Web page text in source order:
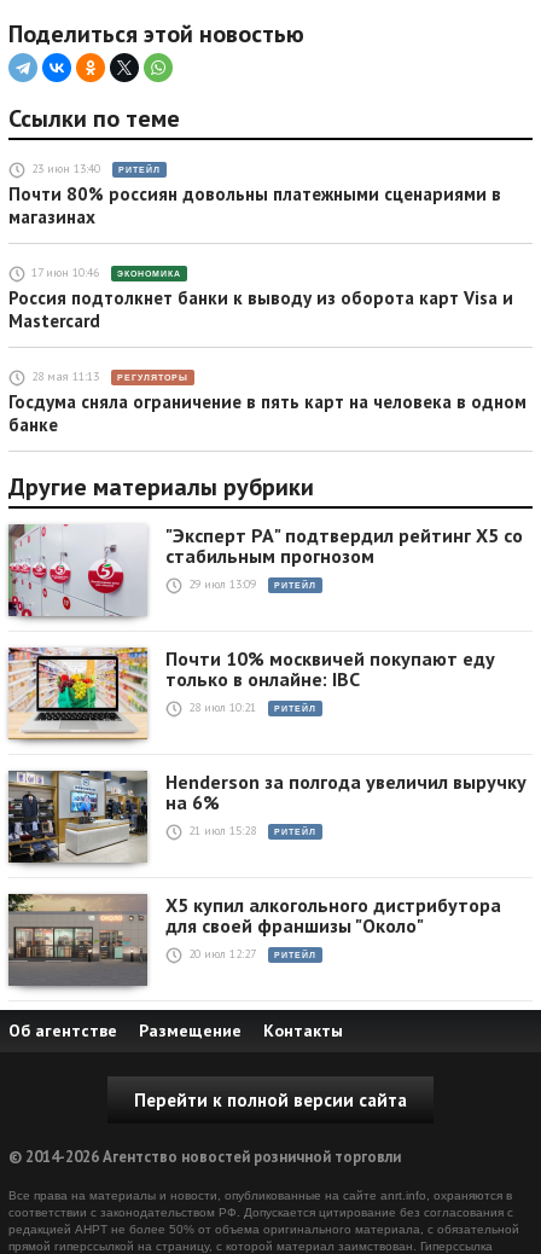
Поделиться этой новостью
Ссылки по теме
23 июн 13:40 РИТЕЙЛ
Почти 80% россиян довольны платежными сценариями в
магазинах
17 июн 10:46 ЭКОНОМИКА
Россия подтолкнет банки к выводу из оборота карт Visa и
Mastercard
28 мая 11:13 РЕГУЛЯТОРЫ
Госдума сняла ограничение в пять карт на человека в одном
банке
Другие материалы рубрики
"Эксперт РА" подтвердил рейтинг X5 со
стабильным прогнозом
29 июл 13:09 РИТЕЙЛ
Почти 10% москвичей покупают еду
только в онлайне: IBC
28 июл 10:21 РИТЕЙЛ
Henderson за полгода увеличил выручку
на 6%
21 июл 15:28 РИТЕЙЛ
X5 купил алкогольного дистрибутора
для своей франшизы "Около"
20 июл 12:27 РИТЕЙЛ
Об агентстве Размещение Контакты
Перейти к полной версии сайта
© 2014-2026 Агентство новостей розничной торговли
Все права на материалы и новости, опубликованные на сайте anrt.info, охраняются в
соответствии с законодательством РФ. Допускается цитирование без согласования с
редакцией АНРТ не более 50% от объема оригинального материала, с обязательной
прямой гиперссылкой на страницу, с которой материал заимствован. Гиперссылка